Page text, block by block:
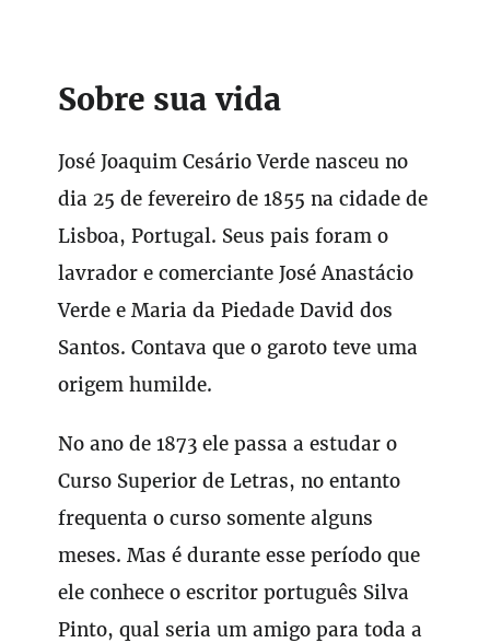
Sobre sua vida
José Joaquim Cesário Verde nasceu no
dia 25 de fevereiro de 1855 na cidade de
Lisboa, Portugal. Seus pais foram o
lavrador e comerciante José Anastácio
Verde e Maria da Piedade David dos
Santos. Contava que o garoto teve uma
origem humilde.
No ano de 1873 ele passa a estudar o
Curso Superior de Letras, no entanto
frequenta o curso somente alguns
meses. Mas é durante esse período que
ele conhece o escritor português Silva
Pinto, qual seria um amigo para toda a